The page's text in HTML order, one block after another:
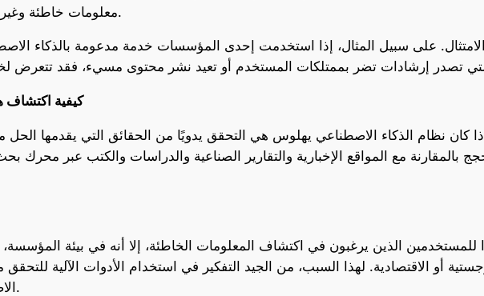
معلومات خاطئة وغير صحيحة عبر الإنترنت ككل.
على سبيل المثال، إذا استخدمت إحدى المؤسسات خدمة مدعومة بالذكاء
كيفية اكتشاف
كان نظام الذكاء الاصطناعي يهلوس هي التحقق يدويًا من الحقائق التي يقدمها
بالمقارنة مع المواقع الإخبارية والتقارير الصناعية والدراسات والكتب عبر محرك
للمستخدمين الذين يرغبون في اكتشاف المعلومات الخاطئة، إلا أنه في بيئة
أو الاقتصادية. لهذا السبب، من الجيد التفكير في استخدام الأدوات الآلية
الاصطناعي التوليدي للهلوسة.